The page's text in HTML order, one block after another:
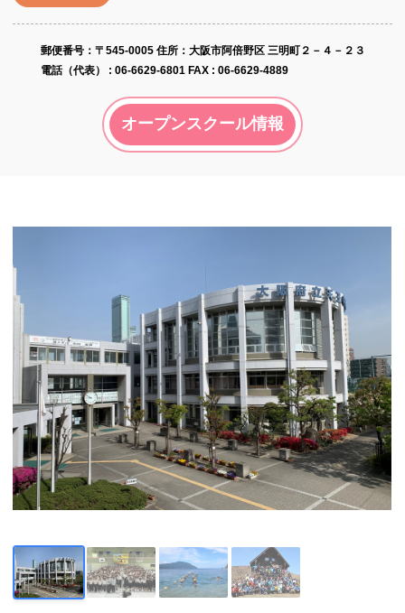
郵便番号​：〒545-0005 住所：大阪市阿倍野区 三明町２－４－２３
電話（代表） : 06-6629-6801 FAX : 06-6629-4889
オープンスクール情報